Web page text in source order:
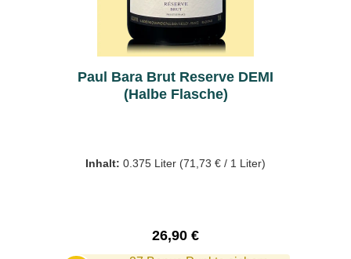
Paul Bara Brut Reserve DEMI
(Halbe Flasche)
Inhalt: 0.375 Liter (71,73 € / 1 Liter)
Regulärer Preis:
26,90 €